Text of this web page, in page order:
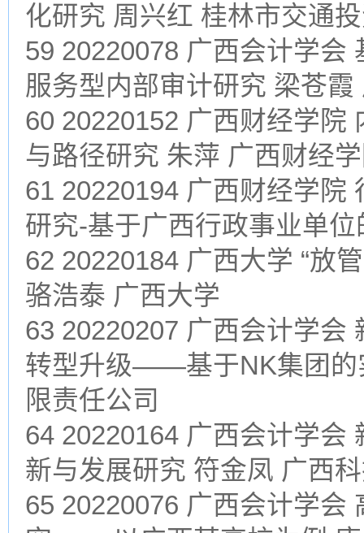
化研究 周兴红 桂林市交通
59 20220078 广西会计学会
服务型内部审计研究 梁苍
60 20220152 广西财经学院
与路径研究 朱萍 广西财经
61 20220194 广西财经学院
研究-基于广西行政事业单
62 20220184 广西大学 “放
骆浩泰 广西大学
63 20220207 广西会计学会
转型升级——基于NK集团的
限责任公司
64 20220164 广西会计学会
新与发展研究 符金凤 广西
65 20220076 广西会计学会